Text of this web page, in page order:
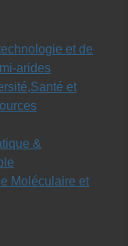
et de
arides
et
&
Moléculaire et